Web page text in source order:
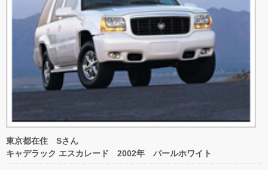
東京都在住 Sさん
キャデラック エスカレード 2002年 パールホワイト